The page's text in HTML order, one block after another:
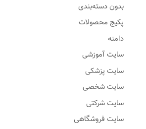
بدون دسته‌بندی
پکیج محصولات
دامنه
سایت آموزشی
سایت پزشکی
سایت شخصی
سایت شرکتی
سایت فروشگاهی